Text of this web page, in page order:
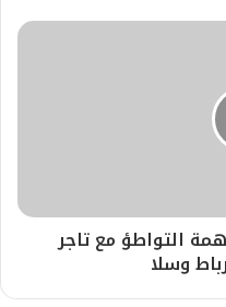
التواطؤ مع تاجر
وسلا